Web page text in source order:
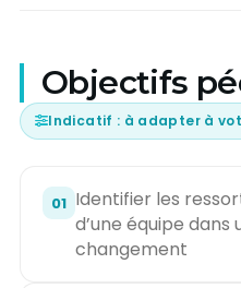
Objectifs
Indicatif : à adapter à
01 Identifier les
d’une équipe
changement